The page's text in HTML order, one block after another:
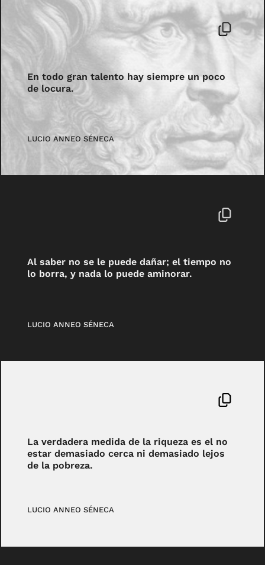
En todo gran talento hay siempre un poco
de locura.
LUCIO ANNEO SÉNECA
Al saber no se le puede dañar; el tiempo no
lo borra, y nada lo puede aminorar.
LUCIO ANNEO SÉNECA
La verdadera medida de la riqueza es el no
estar demasiado cerca ni demasiado lejos
de la pobreza.
LUCIO ANNEO SÉNECA